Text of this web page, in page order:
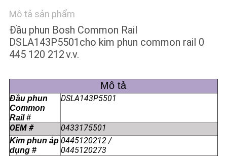
SƠ
ĐỒ
TRANG
PRIVACY
POLICY
Mô tả sản phẩm
Đầu phun Bosh Common Rail
DSLA143P5501 cho kim phun common rail 0
445 120 212v.v.
Mô tả
Đầu phun
Common
Rail #
DSLA143P5501
OEM # 0433175501
Kim phun áp
dụng #
0445120212 /
0445120273